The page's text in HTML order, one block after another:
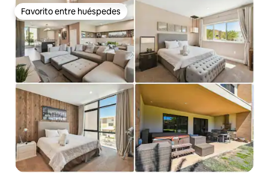
Favorito entre huéspedes
Favorito entre huéspedes